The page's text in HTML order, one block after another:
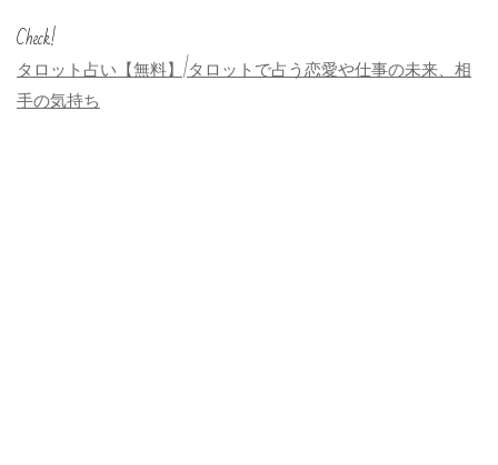
Check!
タロット占い【無料】|タロットで占う恋愛や仕事の未来、相
手の気持ち